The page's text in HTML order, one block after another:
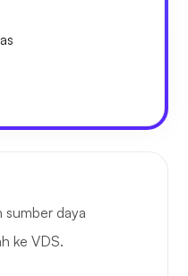
sumber daya
ke VDS.